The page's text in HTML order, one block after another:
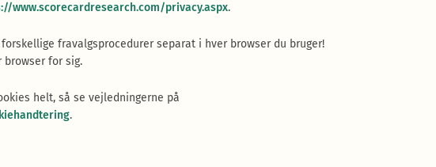
www.scorecardresearch.com/privacy.aspx.
fravalgsprocedurer separat i hver browser du bruger!
browser for sig.
helt, så se vejledningerne på
.